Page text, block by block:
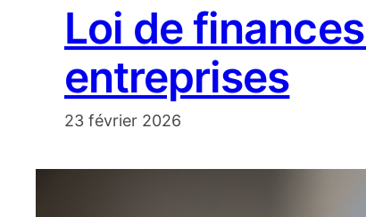
Loi de
entreprises
23 février 2026